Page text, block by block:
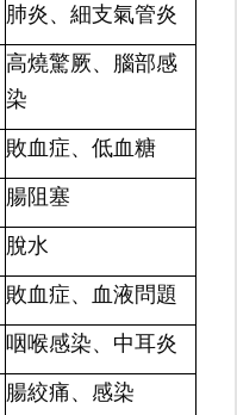
肺炎、細支氣管炎
高燒驚厥、腦部感
染
敗血症、低血糖
腸阻塞
脫水
敗血症、血液問題
咽喉感染、中耳炎
腸絞痛、感染